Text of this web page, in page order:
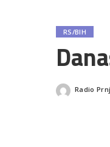
RS/BIH
Posted
Radio